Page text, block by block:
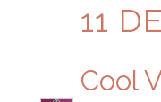
11
Cool